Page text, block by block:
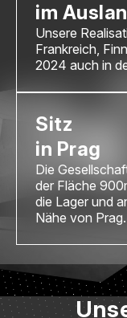
im
Unsere
Frankreich,
2024 auch in
Sitz
in Prag
Die
der Fläche
die Lager und
Nähe von Prag.